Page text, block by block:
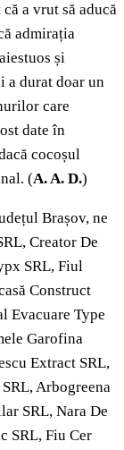
a vrut să aducă
admirația
și
a durat doar un
care
date în
cocoșul
(A.A. D.)
Brașov, ne
Creator De
SRL, Fiul
Construct
Evacuare Type
Garofina
Extract SRL,
Arbogreena
SRL, Nara De
SRL, Fiu Cer